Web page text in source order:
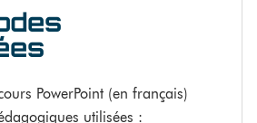
PowerPoint (en français)
utilisées :